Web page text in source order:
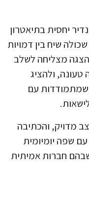
יחסית בתיאטרון
שיח בין דמויות
מצליחה לשלב
טעונה, ולהציג
שמתמודדות עם
מדויק, והכתיבה
שפה יומיומית
חברות אמיתית